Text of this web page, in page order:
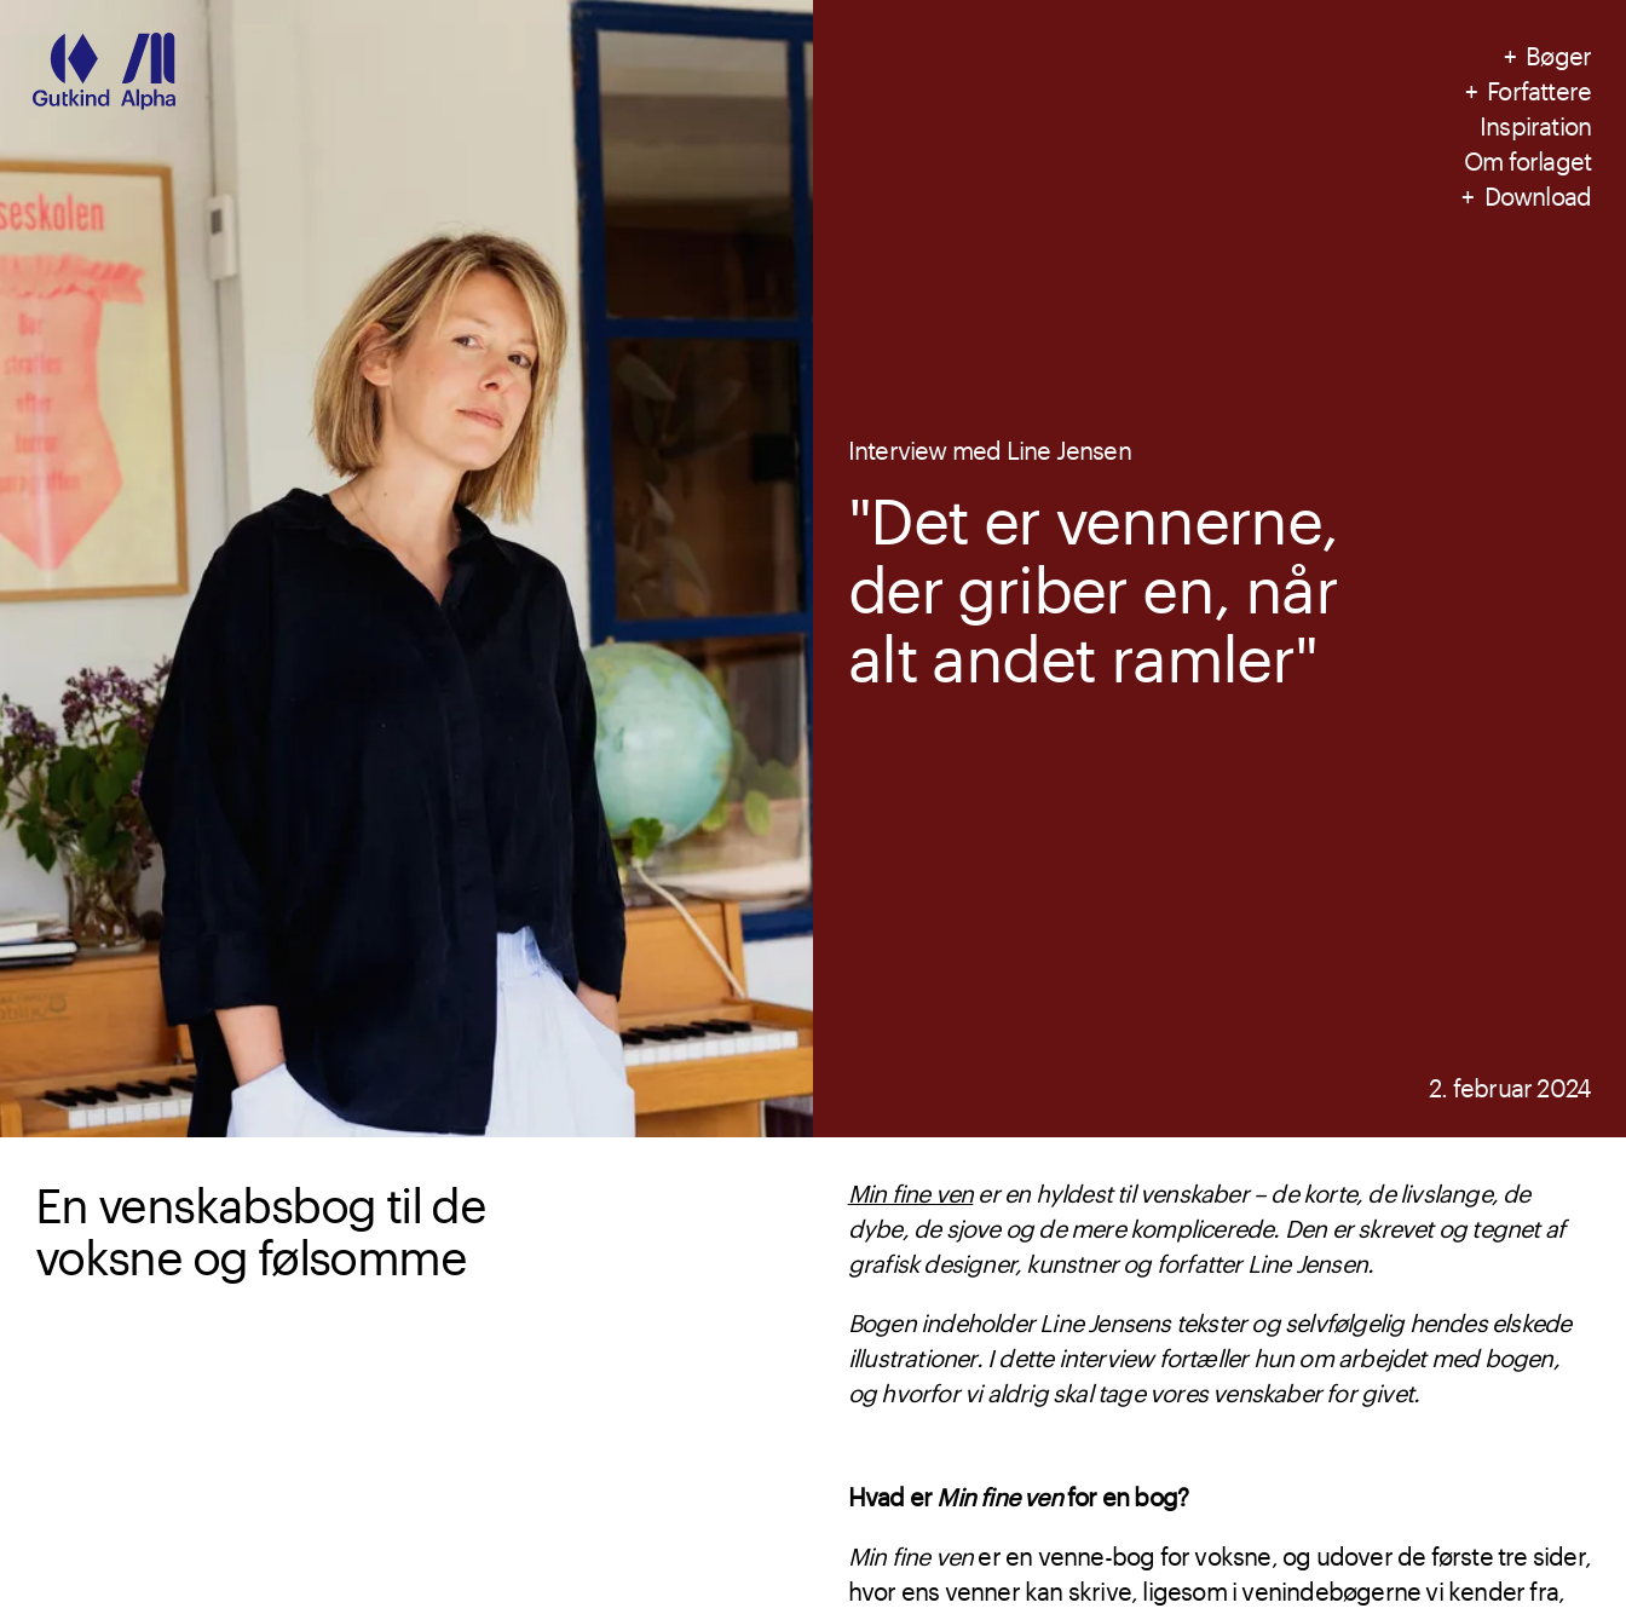
Bøger
Forfattere
Inspiration
Om forlaget
Download
Interview med Line Jensen
"Det er vennerne,
der griber en, når
alt andet ramler"
2. februar 2024
En venskabsbog til de
voksne og følsomme
Min fine vener en hyldest til venskaber – de korte, de livslange, de
dybe, de sjove og de mere komplicerede. Den er skrevet og tegnet af
grafisk designer, kunstner og forfatter Line Jensen.
Bogen indeholder Line Jensens tekster og selvfølgelig hendes elskede
illustrationer. I dette interview fortæller hun om arbejdet med bogen,
og hvorfor vi aldrig skal tage vores venskaber for givet.
Hvad erMin fine venfor en bog?
Min fine vener en venne-bog for voksne, og udover de første tre sider,
hvor ens venner kan skrive, ligesom i venindebøgerne vi kender fra,